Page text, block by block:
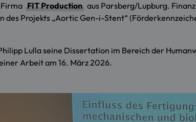
FIT Production aus Parsberg/Lupburg.
des Projekts „Aortic Gen-i-Stent“
Lulla seine Dissertation im Bereich der
Arbeit am 16. März 2026.